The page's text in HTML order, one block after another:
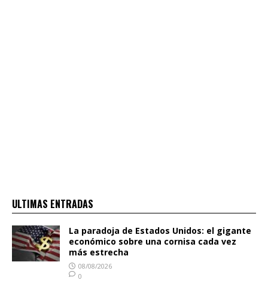
ULTIMAS ENTRADAS
La paradoja de Estados Unidos: el gigante
económico sobre una cornisa cada vez
más estrecha
08/08/2026
0